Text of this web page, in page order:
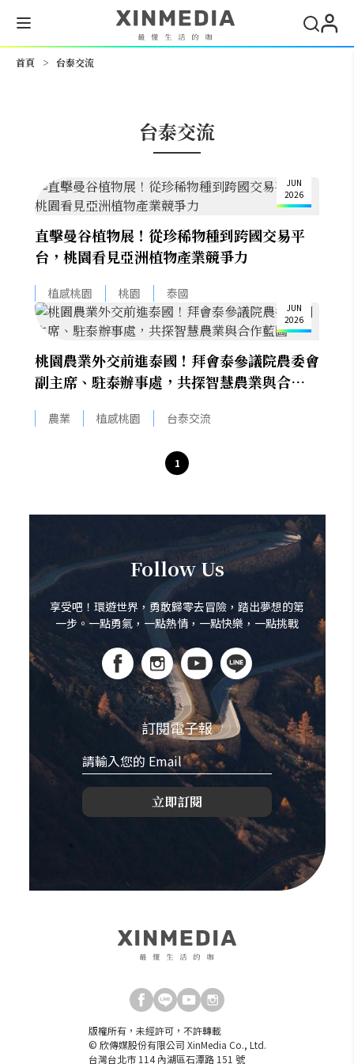
首頁 > 台泰交流
台泰交流
JUN
2026
直擊曼谷植物展！從珍稀物種到跨國交易平
台，桃園看見亞洲植物產業競爭力
植感桃園 桃園 泰國
JUN
2026
桃園農業外交前進泰國！拜會泰參議院農委會
副主席、駐泰辦事處，共探智慧農業與合作藍
農業 植感桃園 台泰交流
1
Follow Us
享受吧！環遊世界，勇敢歸零去冒險，踏出夢想的第
一步。一點勇氣，一點熱情，一點快樂，一點挑戰
訂閱電子報
立即訂閱
版權所有，未經許可，不許轉載
© 欣傳媒股份有限公司 XinMedia Co., Ltd.
台灣台北市 114 內湖區石潭路 151 號